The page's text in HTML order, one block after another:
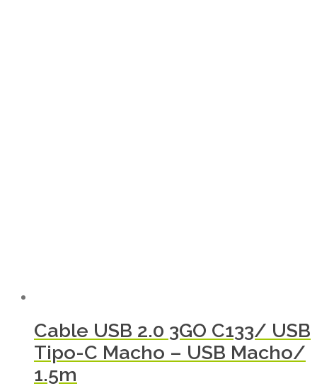
Cable USB 2.0 3GO C133/ USB
Tipo-C Macho – USB Macho/
1.5m